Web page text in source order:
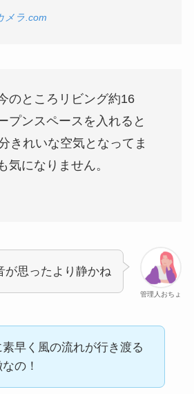
メラ.com
のところリビング約16
プンスペースを入れると
きれいな空気となってま
気になりません。
管理人おちょ
が思ったより静かね
早く風の流れが行き渡る
の！